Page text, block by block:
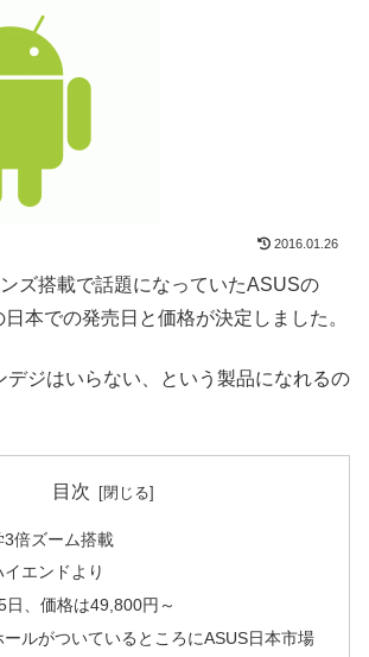
2016.01.26
ズ搭載で話題になっていたASUSの
本での発売日と価格が決定しました。
デジはいらない、という製品になれるの
目次
3倍ズーム搭載
エンドより
日、価格は49,800円～
ールがついているところにASUS日本市場